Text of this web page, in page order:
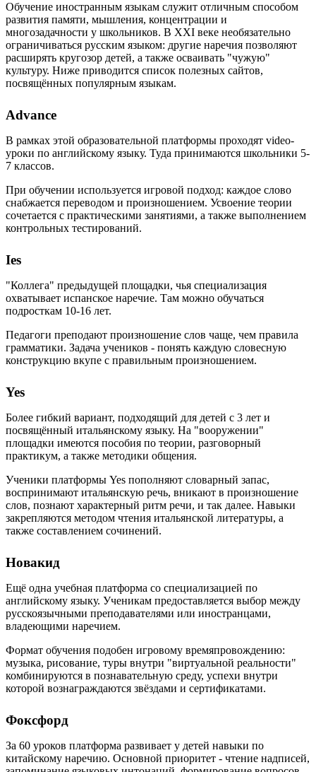
Обучение иностранным языкам служит отличным способом
развития памяти, мышления, концентрации и
многозадачности у школьников. В XXI веке необязательно
ограничиваться русским языком: другие наречия позволяют
расширять кругозор детей, а также осваивать "чужую"
культуру. Ниже приводится список полезных сайтов,
посвящённых популярным языкам.
Advance
В рамках этой образовательной платформы проходят video-
уроки по английскому языку. Туда принимаются школьники 5-
7 классов.
При обучении используется игровой подход: каждое слово
снабжается переводом и произношением. Усвоение теории
сочетается с практическими занятиями, а также выполнением
контрольных тестирований.
Ies
"Коллега" предыдущей площадки, чья специализация
охватывает испанское наречие. Там можно обучаться
подросткам 10-16 лет.
Педагоги преподают произношение слов чаще, чем правила
грамматики. Задача учеников - понять каждую словесную
конструкцию вкупе с правильным произношением.
Yes
Более гибкий вариант, подходящий для детей с 3 лет и
посвящённый итальянскому языку. На "вооружении"
площадки имеются пособия по теории, разговорный
практикум, а также методики общения.
Ученики платформы Yes пополняют словарный запас,
воспринимают итальянскую речь, вникают в произношение
слов, познают характерный ритм речи, и так далее. Навыки
закрепляются методом чтения итальянской литературы, а
также составлением сочинений.
Новакид
Ещё одна учебная платформа со специализацией по
английскому языку. Ученикам предоставляется выбор между
русскоязычными преподавателями или иностранцами,
владеющими наречием.
Формат обучения подобен игровому времяпровождению:
музыка, рисование, туры внутри "виртуальной реальности"
комбинируются в познавательную среду, успехи внутри
которой вознаграждаются звёздами и сертификатами.
Фоксфорд
За 60 уроков платформа развивает у детей навыки по
китайскому наречию. Основной приоритет - чтение надписей,